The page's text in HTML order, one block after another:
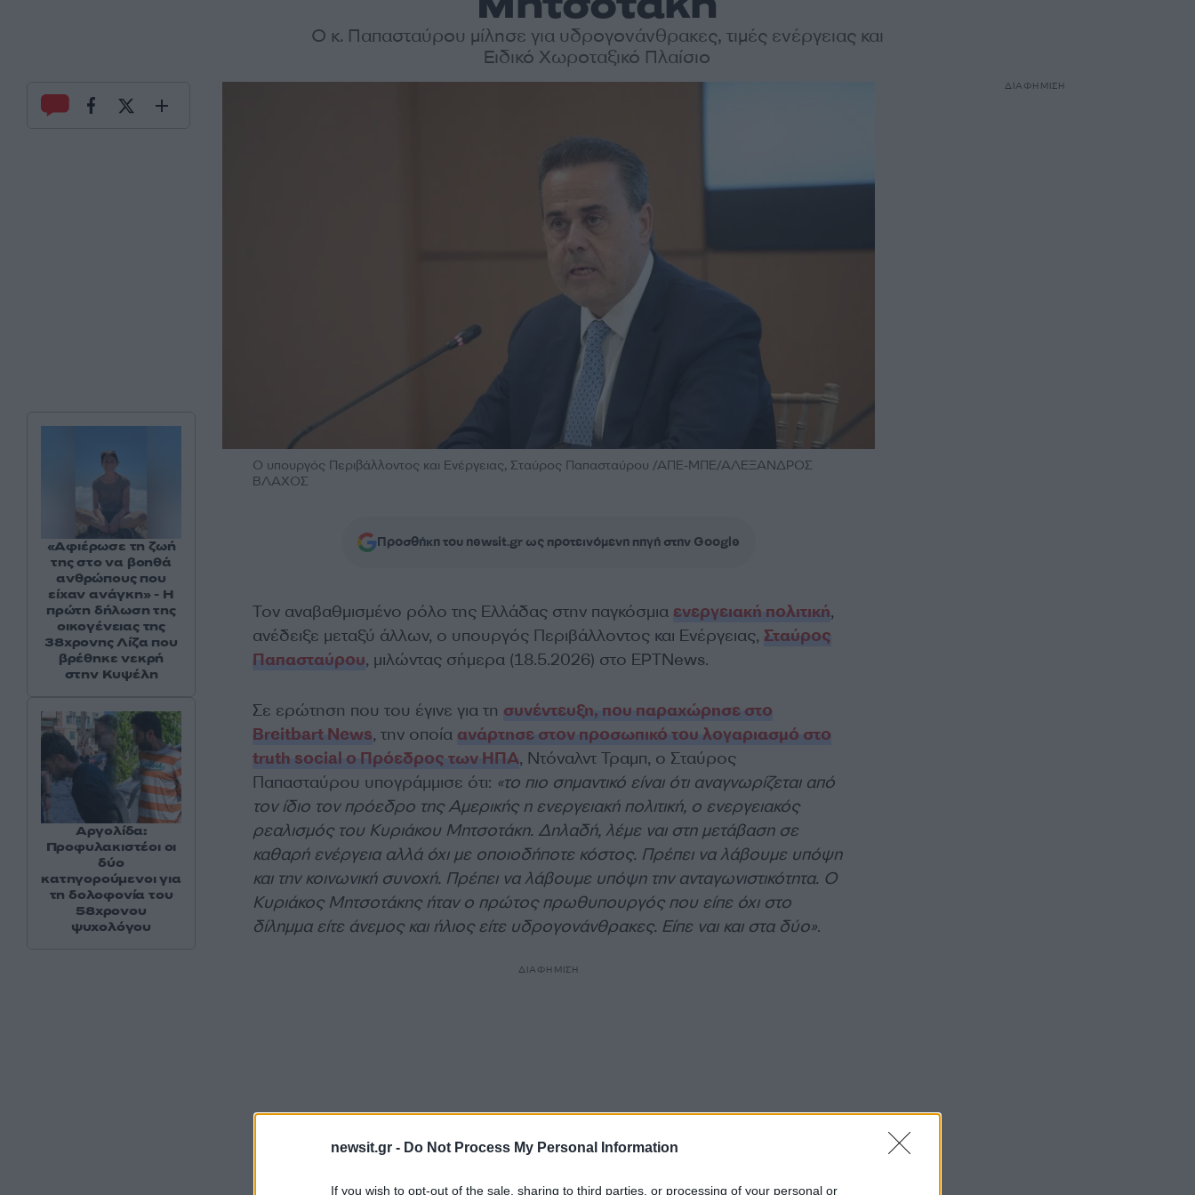
newsit.gr - Do Not Process My Personal Information
If you wish to opt-out of the sale, sharing to third parties, or processing of your personal or
Ο κ. Παπασταύρου μίλησε για υδρογονάνθρακες, τιμές ενέργειας και
Ειδικό Χωροταξικό Πλαίσιο
O υπουργός Περιβάλλοντος και Ενέργειας, Σταύρος Παπασταύρου /ΑΠΕ-ΜΠΕ/ΑΛΕΞΑΝΔΡΟΣ
ΒΛΑΧΟΣ
Προσθήκη του newsit.gr ως προτεινόμενη πηγή στην Google
Τον αναβαθμισμένο ρόλο της Ελλάδας στην παγκόσμια ενεργειακή πολιτική,
ανέδειξε μεταξύ άλλων, ο υπουργός Περιβάλλοντος και Ενέργειας, Σταύρος
Παπασταύρου, μιλώντας σήμερα (18.5.2026) στο EΡTNews.
Σε ερώτηση που του έγινε για τη συνέντευξη, που παραχώρησε στο
Breitbart News, την οποία ανάρτησε στον προσωπικό του λογαριασμό στο
truth social ο Πρόεδρος των ΗΠΑ, Ντόναλντ Τραμπ, ο Σταύρος
Παπασταύρου υπογράμμισε ότι: «το πιο σημαντικό είναι ότι αναγνωρίζεται από
τον ίδιο τον πρόεδρο της Αμερικής η ενεργειακή πολιτική, ο ενεργειακός
ρεαλισμός του Κυριάκου Μητσοτάκη. Δηλαδή, λέμε ναι στη μετάβαση σε
καθαρή ενέργεια αλλά όχι με οποιοδήποτε κόστος. Πρέπει να λάβουμε υπόψη
και την κοινωνική συνοχή. Πρέπει να λάβουμε υπόψη την ανταγωνιστικότητα. Ο
Κυριάκος Μητσοτάκης ήταν ο πρώτος πρωθυπουργός που είπε όχι στο
δίλημμα είτε άνεμος και ήλιος είτε υδρογονάνθρακες. Είπε ναι και στα δύο».
ΔΙΑΦΗΜΙΣΗ
«Αφιέρωσε τη ζωή
της στο να βοηθά
ανθρώπους που
είχαν ανάγκη» - Η
πρώτη δήλωση της
οικογένειας της
38χρονης Λίζα που
βρέθηκε νεκρή
στην Κυψέλη
Αργολίδα:
Προφυλακιστέοι οι
δύο
κατηγορούμενοι για
τη δολοφονία του
58χρονου
ψυχολόγου
ΔΙΑΦΗΜΙΣΗ